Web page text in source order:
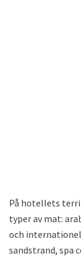
På hotellets
typer av mat:
och
sandstrand, spa